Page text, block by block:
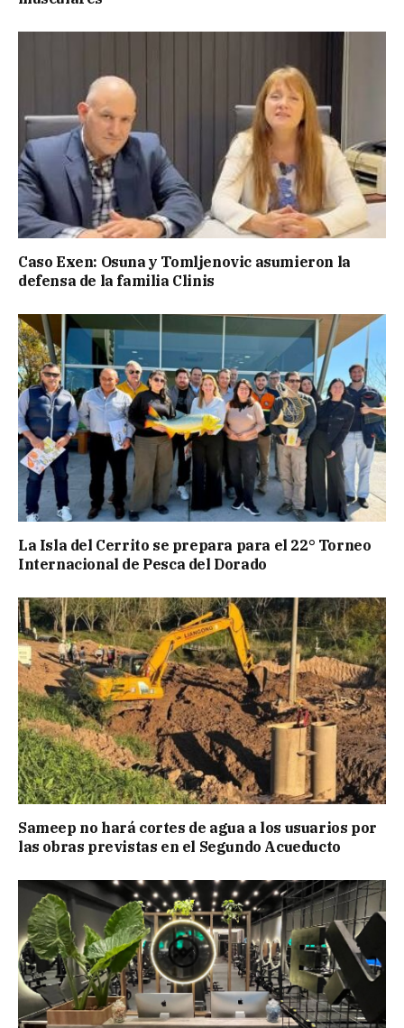
Caso Exen: Osuna y Tomljenovic asumieron la
defensa de la familia Clinis
La Isla del Cerrito se prepara para el 22° Torneo
Internacional de Pesca del Dorado
Sameep no hará cortes de agua a los usuarios por
las obras previstas en el Segundo Acueducto